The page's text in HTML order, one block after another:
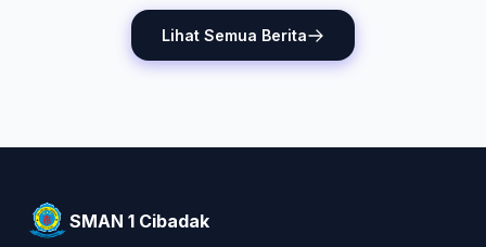
Lihat Semua Berita
SMAN 1 Cibadak